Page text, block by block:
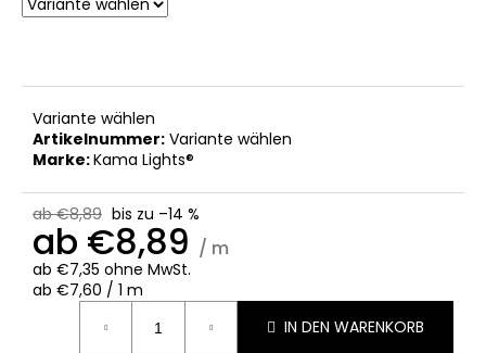
Variante wählen
Artikelnummer: Variante wählen
Marke:Kama Lights®
ab €8,89 bis zu –14 %
ab €8,89 / m
ab €7,35 ohne MwSt.
Verkaufspreis:
ab €7,60 / 1 m
IN DEN WARENKORB